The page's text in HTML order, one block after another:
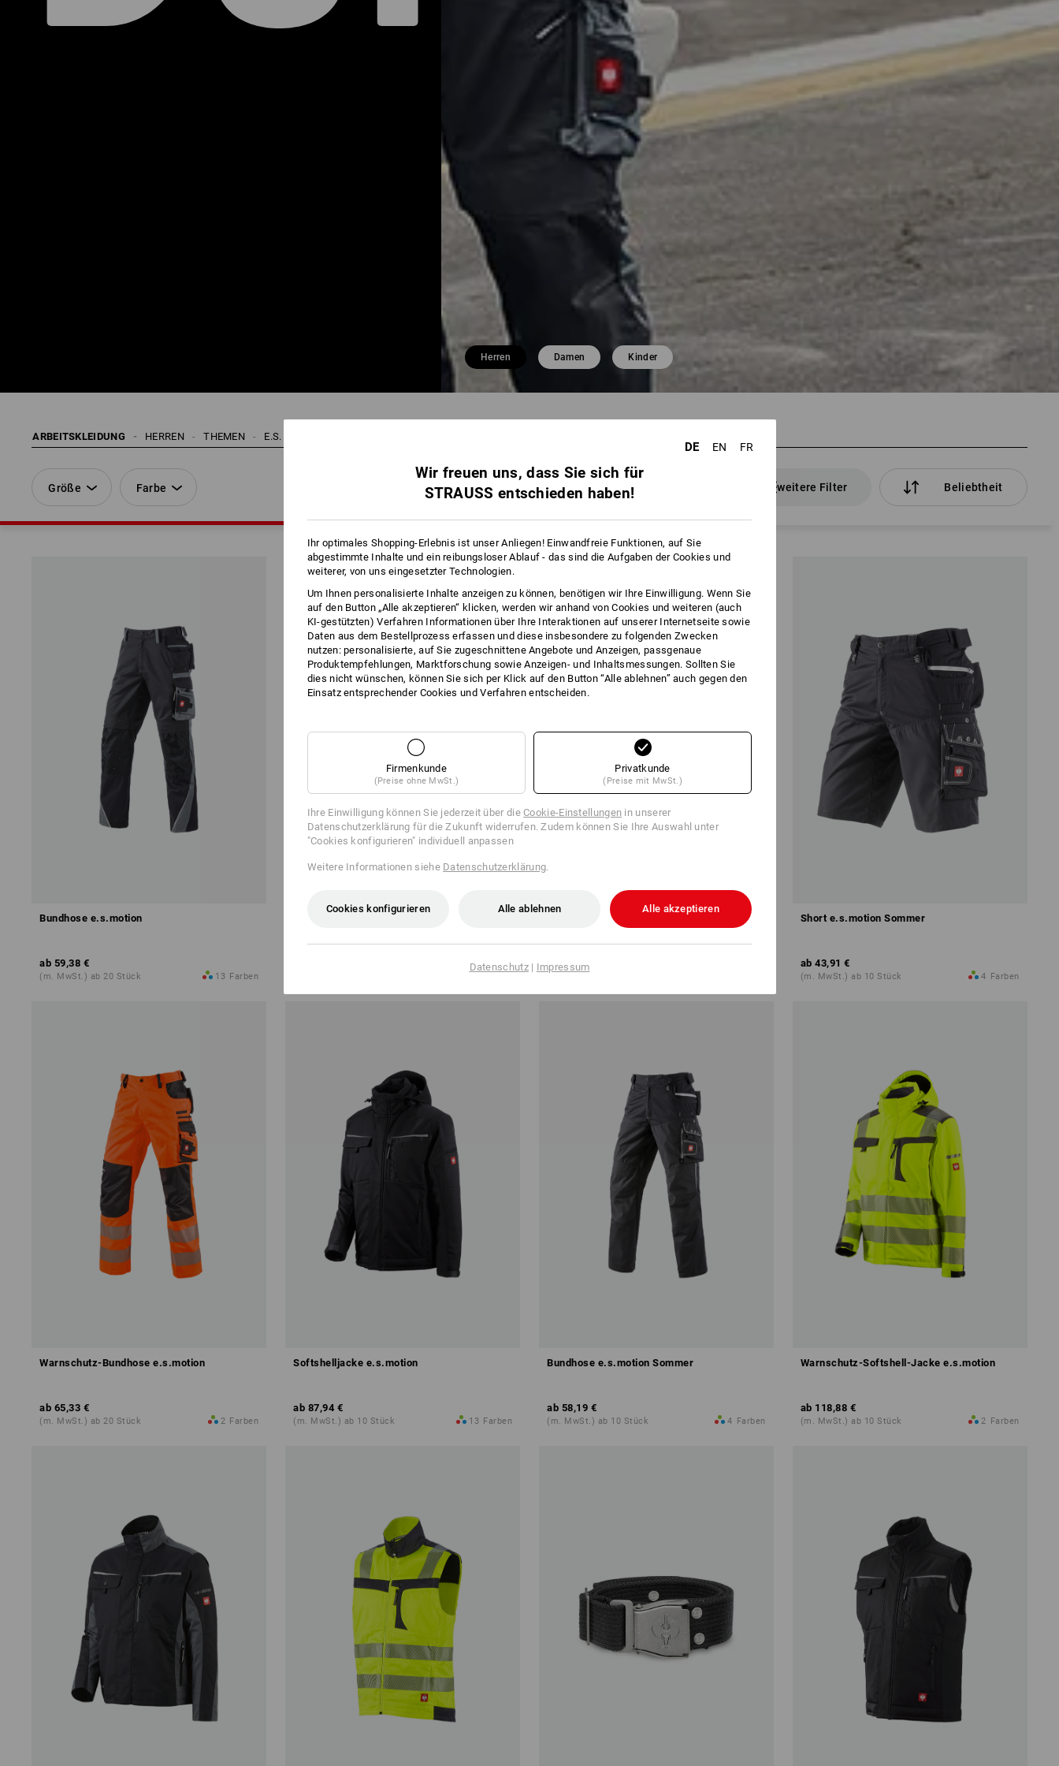
Herren Damen Kinder
ARBEITSKLEIDUNG E.S. KOLLEKTIONEN IM ÜBERBLICK
THEMEN
HERREN
Größe Farbe weitere Filter Beliebtheit
Bundhose e.s.motion
ab 59,38 €
(m. MwSt.) ab 20 Stück 13 Farben
Latzhose e.s.motion
ab 71,28 €
(m. MwSt.) ab 20 Stück
Short e.s.motion Sommer
ab 43,91 €
(m. MwSt.) ab 10 Stück 4 Farben
Warnschutz-Bundhose e.s.motion
ab 65,33 €
(m. MwSt.) ab 20 Stück 2 Farben
Softshelljacke e.s.motion
ab 87,94 €
(m. MwSt.) ab 10 Stück 13 Farben
Bundhose e.s.motion Sommer
ab 58,19 €
(m. MwSt.) ab 10 Stück 4 Farben
Warnschutz-Softshell-Jacke e.s.motion
ab 118,88 €
(m. MwSt.) ab 10 Stück 2 Farben
DE EN FR
Wir freuen uns, dass Sie sich für
STRAUSS entschieden haben!
Ihr optimales Shopping-Erlebnis ist unser Anliegen! Einwandfreie Funktionen, auf Sie
abgestimmte Inhalte und ein reibungsloser Ablauf - das sind die Aufgaben der Cookies und
weiterer, von uns eingesetzter Technologien.
Um Ihnen personalisierte Inhalte anzeigen zu können, benötigen wir Ihre Einwilligung. Wenn Sie
auf den Button „Alle akzeptieren“ klicken, werden wir anhand von Cookies und weiteren (auch
KI-gestützten) Verfahren Informationen über Ihre Interaktionen auf unserer Internetseite sowie
Daten aus dem Bestellprozess erfassen und diese insbesondere zu folgenden Zwecken
nutzen: personalisierte, auf Sie zugeschnittene Angebote und Anzeigen, passgenaue
Produktempfehlungen, Marktforschung sowie Anzeigen- und Inhaltsmessungen. Sollten Sie
dies nicht wünschen, können Sie sich per Klick auf den Button “Alle ablehnen” auch gegen den
Einsatz entsprechender Cookies und Verfahren entscheiden.
Firmenkunde
(Preise ohne MwSt.)
Privatkunde
(Preise mit MwSt.)
Ihre Einwilligung können Sie jederzeit über dieCookie-Einstellungen in unserer
Datenschutzerklärung für die Zukunft widerrufen. Zudem können Sie Ihre Auswahl unter
"Cookies konfigurieren" individuell anpassen
Weitere Informationen siehe Datenschutzerklärung.
Cookies konfigurieren Alle ablehnen Alle akzeptieren
Datenschutz| Impressum